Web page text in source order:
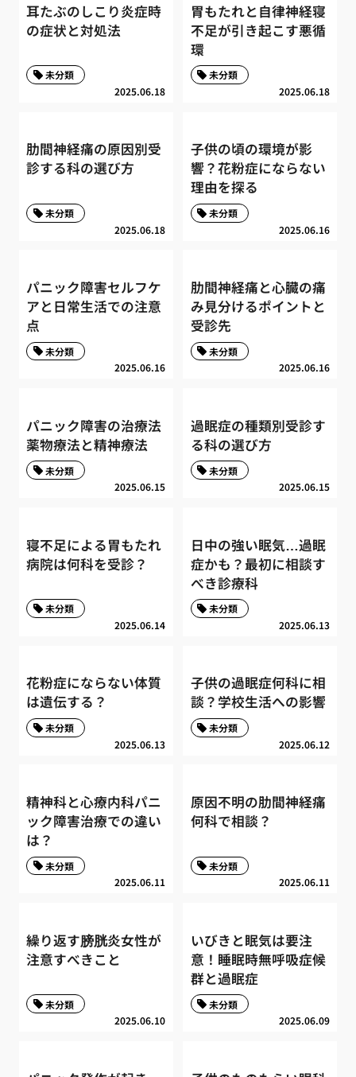
耳たぶのしこり炎症時
の症状と対処法
2025.06.18
未分類
胃もたれと自律神経寝
不足が引き起こす悪循
環
2025.06.18
未分類
肋間神経痛の原因別受
診する科の選び方
2025.06.18
未分類
子供の頃の環境が影
響？花粉症にならない
理由を探る
2025.06.16
未分類
パニック障害セルフケ
アと日常生活での注意
点
2025.06.16
未分類
肋間神経痛と心臓の痛
み見分けるポイントと
受診先
2025.06.16
未分類
パニック障害の治療法
薬物療法と精神療法
2025.06.15
未分類
過眠症の種類別受診す
る科の選び方
2025.06.15
未分類
寝不足による胃もたれ
病院は何科を受診？
2025.06.14
未分類
日中の強い眠気…過眠
症かも？最初に相談す
べき診療科
2025.06.13
未分類
花粉症にならない体質
は遺伝する？
2025.06.13
未分類
子供の過眠症何科に相
談？学校生活への影響
2025.06.12
未分類
精神科と心療内科パニ
ック障害治療での違い
は？
2025.06.11
未分類
原因不明の肋間神経痛
何科で相談？
2025.06.11
未分類
繰り返す膀胱炎女性が
注意すべきこと
2025.06.10
未分類
いびきと眠気は要注
意！睡眠時無呼吸症候
群と過眠症
2025.06.09
未分類